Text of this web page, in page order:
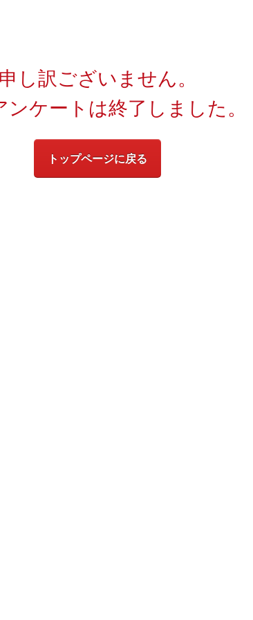
申し訳ございません。
ンケートは終了しました。
トップページに戻る